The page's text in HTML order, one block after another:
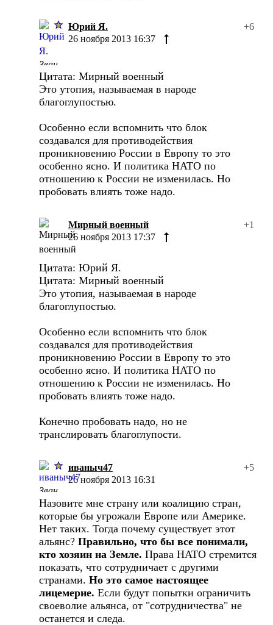
Юрий Я.
+6
26 ноября 2013 16:37
Цитата: Мирный военный
Это утопия, называемая в народе
благоглупостью.
Особенно если вспомнить что блок
создавался для противодействия
проникновению России в Европу то это
особенно ясно. И политика НАТО по
отношению к России не изменилась. Но
пробовать влиять тоже надо.
Мирный военный
+1
26 ноября 2013 17:37
Цитата: Юрий Я.
Цитата: Мирный военный
Это утопия, называемая в народе
благоглупостью.
Особенно если вспомнить что блок
создавался для противодействия
проникновению России в Европу то это
особенно ясно. И политика НАТО по
отношению к России не изменилась. Но
пробовать влиять тоже надо.
Конечно пробовать надо, но не
транслировать благоглупости.
иваныч47
+5
26 ноября 2013 16:31
Назовите мне страну или коалицию стран,
которые бы угрожали Европе или Америке.
Нет таких. Тогда почему существует этот
альянс? Правильно, что бы все понимали,
кто хозяин на Земле. Права НАТО стремится
показать, что сотрудничает с другими
странами. Но это самое настоящее
лицемерие. Если будут попытки ограничить
своеволие альянса, от "сотрудничества" не
останется и следа.